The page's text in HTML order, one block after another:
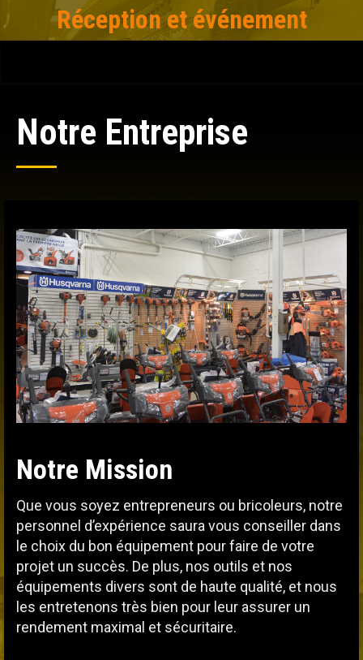
Réception et événement
Notre Entreprise
Notre Mission
Que vous soyez entrepreneurs ou bricoleurs, notre
personnel d’expérience saura vous conseiller dans
le choix du bon équipement pour faire de votre
projet un succès. De plus, nos outils et nos
équipements divers sont de haute qualité, et nous
les entretenons très bien pour leur assurer un
rendement maximal et sécuritaire.